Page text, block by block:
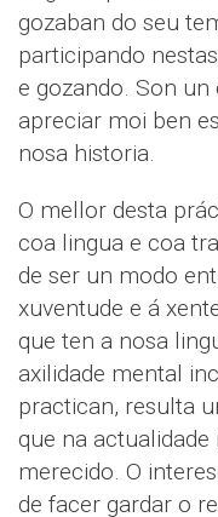
gozaban do seu
participando
e gozando. Son
apreciar moi ben
nosa historia.
O mellor desta
coa lingua e coa
de ser un modo
xuventude e á
que ten a nosa
axilidade mental
practican, resulta
que na
merecido. O
de facer gardar o